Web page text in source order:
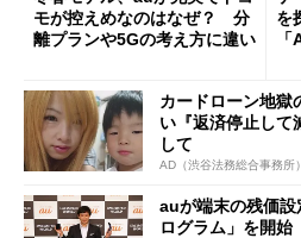
モが控えめなのはなぜ？ 分
離プランや5Gの考え方に違い
を
カードローン地獄
い『返済停止して
して
AD（渋谷法務総合事務所）
auが端末の残価
ログラム」を開